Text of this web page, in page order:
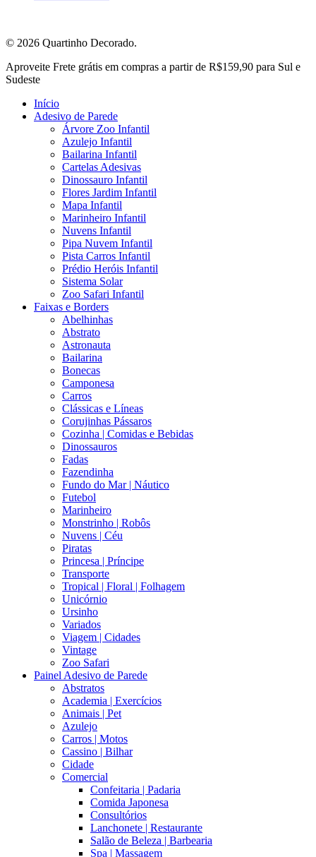
© 2026 Quartinho Decorado.
Close
Menu
Aproveite Frete grátis em compras a partir de R$159,90 para Sul e
Sudeste
Início
Adesivo de Parede
Árvore Zoo Infantil
Azulejo Infantil
Bailarina Infantil
Cartelas Adesivas
Dinossauro Infantil
Flores Jardim Infantil
Mapa Infantil
Marinheiro Infantil
Nuvens Infantil
Pipa Nuvem Infantil
Pista Carros Infantil
Prédio Heróis Infantil
Sistema Solar
Zoo Safari Infantil
Faixas e Borders
Abelhinhas
Abstrato
Astronauta
Bailarina
Bonecas
Camponesa
Carros
Clássicas e Líneas
Corujinhas Pássaros
Cozinha | Comidas e Bebidas
Dinossauros
Fadas
Fazendinha
Fundo do Mar | Náutico
Futebol
Marinheiro
Monstrinho | Robôs
Nuvens | Céu
Piratas
Princesa | Príncipe
Transporte
Tropical | Floral | Folhagem
Unicórnio
Ursinho
Variados
Viagem | Cidades
Vintage
Zoo Safari
Painel Adesivo de Parede
Abstratos
Academia | Exercícios
Animais | Pet
Azulejo
Carros | Motos
Cassino | Bilhar
Cidade
Comercial
Confeitaria | Padaria
Comida Japonesa
Consultórios
Lanchonete | Restaurante
Salão de Beleza | Barbearia
Spa | Massagem